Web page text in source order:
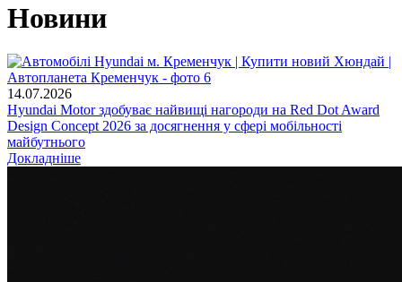
Новини
14.07.2026
Hyundai Motor здобуває найвищі нагороди на Red Dot Award
Design Concept 2026 за досягнення у сфері мобільності
майбутнього
Докладніше